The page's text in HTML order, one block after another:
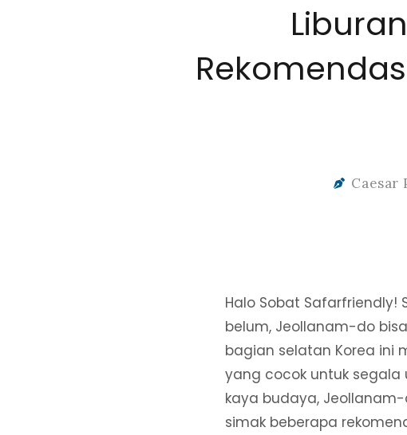
Caesar
Halo Sobat Safarfriendly!
belum, Jeollanam-do
bagian selatan Korea ini
yang cocok untuk
kaya budaya,
simak beberapa